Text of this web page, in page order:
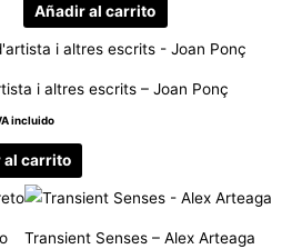
Añadir al carrito
i altres escrits – Joan Ponç
incluido
al carrito
Transient Senses – Alex Arteaga